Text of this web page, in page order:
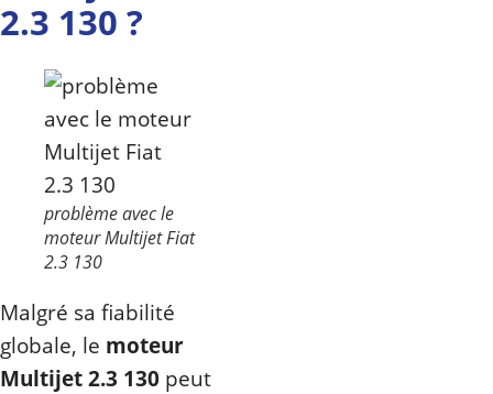
2.3 130 ?
problème avec le
moteur Multijet Fiat
2.3 130
Malgré sa fiabilité
globale, le moteur
Multijet 2.3 130 peut